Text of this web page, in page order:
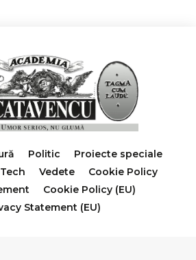
Politic
Proiecte speciale
Tech Vedete
Cookie Policy
Cookie Policy (EU)
Statement (EU)